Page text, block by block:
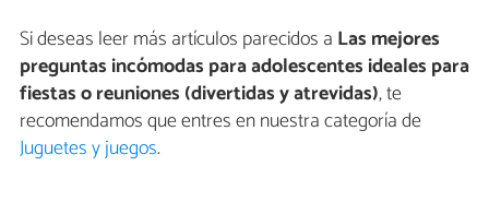
Si deseas leer más artículos parecidos a Las mejores
preguntas incómodas para adolescentes ideales para
fiestas o reuniones (divertidas y atrevidas), te
recomendamos que entres en nuestra categoría de
Juguetes y juegos.